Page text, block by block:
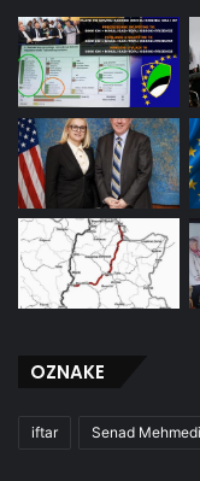
OZNAKE
iftar Senad